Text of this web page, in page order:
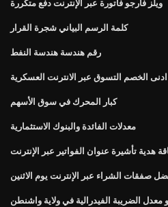
ويلز فارجو فاتورة عبر الإنترنت دفع متكررة
كلمة الرسم البياني شجرة القرار
رقم هندسة هندسة النفط
ادنى الخصم التسوق عبر الانترنت العسكرية
كبار المحرك في سوق الأسهم
معدلات الفائدة والبنوك الاستثمارية
هدية تأشيرة عنوان الفواتير عبر الإنترنت
صفقات الشراء عبر الإنترنت يوم الاثنين
معدل الضريبة الفيدرالية في ولاية واشنطن